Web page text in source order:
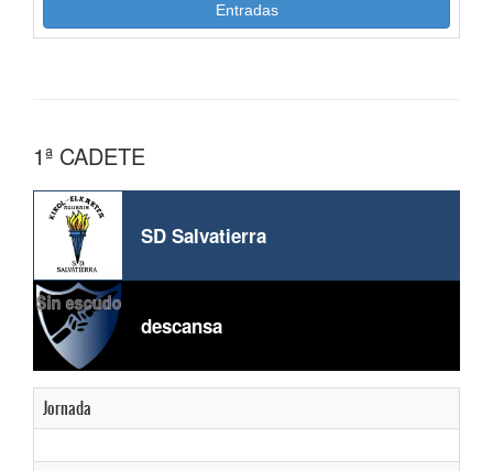
Entradas
1ª CADETE
SD Salvatierra
descansa
Jornada